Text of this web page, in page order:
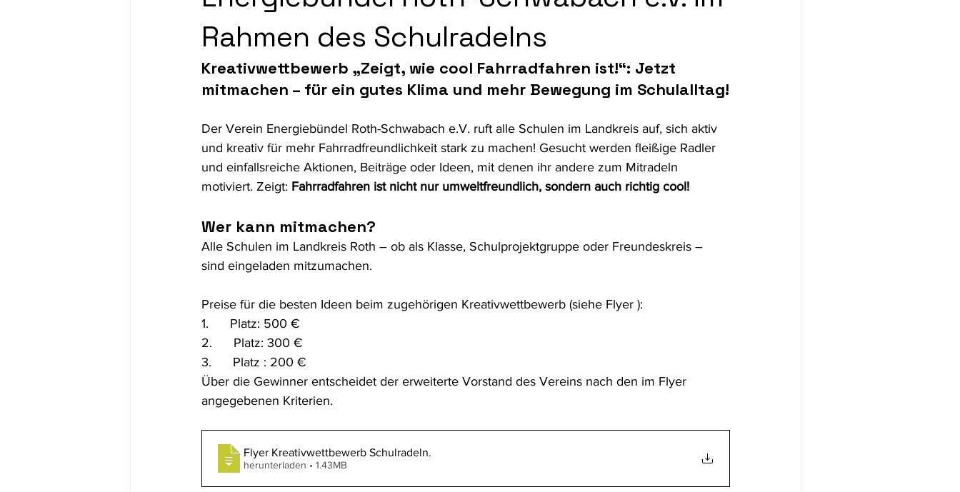
Demokratiebildung für Fachkräfte Kulturelle Bildung Bildung Gesundheit und Prävention
Rahmen des Schulradelns
Kreativwettbewerb „Zeigt, wie cool Fahrradfahren ist!“: Jetzt
mitmachen – für ein gutes Klima und mehr Bewegung im Schulalltag!
Der Verein Energiebündel Roth-Schwabach e.V. ruft alle Schulen im Landkreis auf, sich aktiv
und kreativ für mehr Fahrradfreundlichkeit stark zu machen! Gesucht werden fleißige Radler
und einfallsreiche Aktionen, Beiträge oder Ideen, mit denen ihr andere zum Mitradeln
motiviert. Zeigt: Fahrradfahren ist nicht nur umweltfreundlich, sondern auch richtig cool!
Wer kann mitmachen?
Alle Schulen im Landkreis Roth – ob als Klasse, Schulprojektgruppe oder Freundeskreis –
sind eingeladen mitzumachen.
Preise für die besten Ideen beim zugehörigen Kreativwettbewerb (siehe Flyer ):
1.      Platz: 500 €
2.      Platz: 300 €
3.      Platz : 200 €
Über die Gewinner entscheidet der erweiterte Vorstand des Vereins nach den im Flyer
angegebenen Kriterien.
Flyer Kreativwettbewerb Schulradeln.
herunterladen • 1.43MB